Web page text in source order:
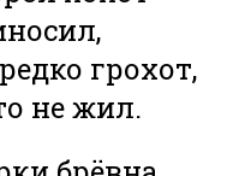
грохот,
не жил.